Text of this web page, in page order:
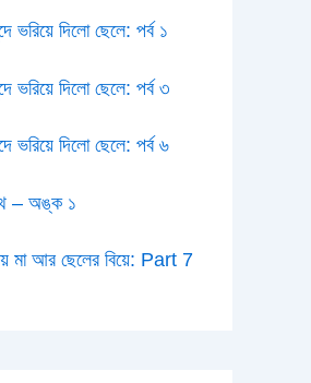
ভরিয়ে দিলো ছেলে: পর্ব ১
ভরিয়ে দিলো ছেলে: পর্ব ৩
ভরিয়ে দিলো ছেলে: পর্ব ৬
– অঙ্ক ১
মা আর ছেলের বিয়ে: Part 7